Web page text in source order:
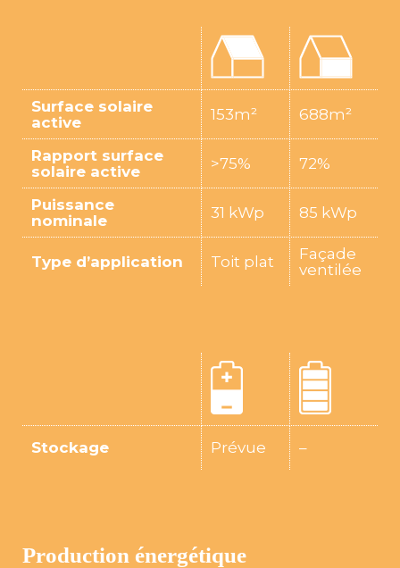
Surface solaire
active
153m² 688m²
Rapport surface
solaire active
>75% 72%
Puissance
nominale
31 kWp 85 kWp
Type d’application Toit plat
Façade
ventilée
Stockage Prévue –
Production énergétique